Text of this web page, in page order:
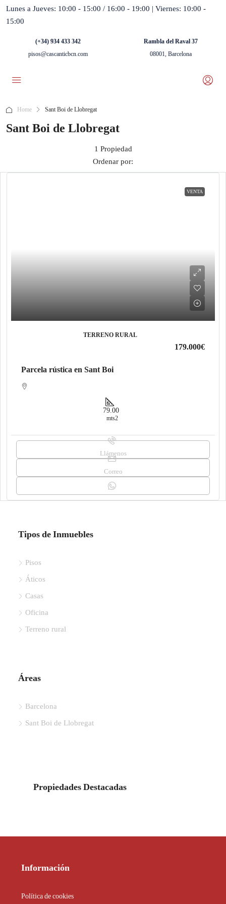
Lunes a Jueves: 10:00 - 15:00 / 16:00 - 19:00 | Viernes: 10:00 -
15:00
(+34) 934 433 342
pisos@cascanticbcn.com
Rambla del Raval 37
08001, Barcelona
Home Sant Boi de Llobregat
Sant Boi de Llobregat
1 Propiedad
Ordenar por:
VENTA
TERRENO RURAL
179.000€
Parcela rústica en Sant Boi
79.00
mts2
Llámenos
Correo
Tipos de Inmuebles
Pisos
Áticos
Casas
Oficina
Terreno rural
Áreas
Barcelona
Sant Boi de Llobregat
Propiedades Destacadas
Información
Política de cookies